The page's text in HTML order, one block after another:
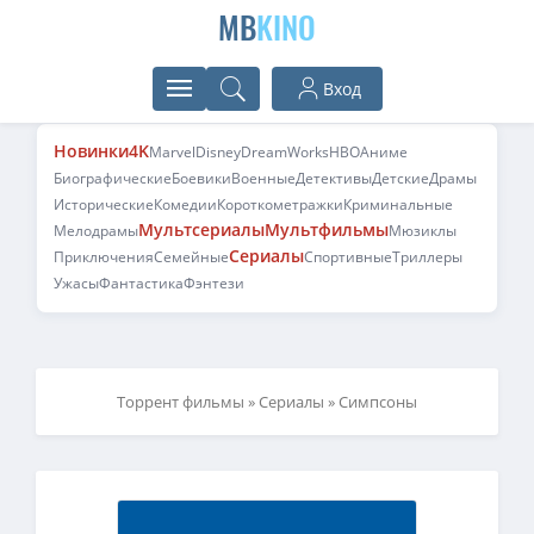
MBKINO
Вход
Новинки4KMarvelDisneyDreamWorksHBOАниме
БиографическиеБоевикиВоенныеДетективыДетскиеДрамы
ИсторическиеКомедииКороткометражкиКриминальные
МелодрамыМультсериалыМультфильмыМюзиклы
ПриключенияСемейныеСериалыСпортивныеТриллеры
УжасыФантастикаФэнтези
Торрент фильмы »Сериалы » Симпсоны